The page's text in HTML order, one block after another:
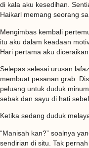
di kala aku kesedihan.
Haikarl memang seorang
Mengimbas kembali
itu aku dalam keadaan
Hari pertama aku diceraikan.
Selepas selesai urusan
membuat pesanan grab.
peluang untuk duduk
sebak dan sayu di hati
Ketika sedang duduk
“Manisah kan?” soalnya
sendirian di situ. Tak